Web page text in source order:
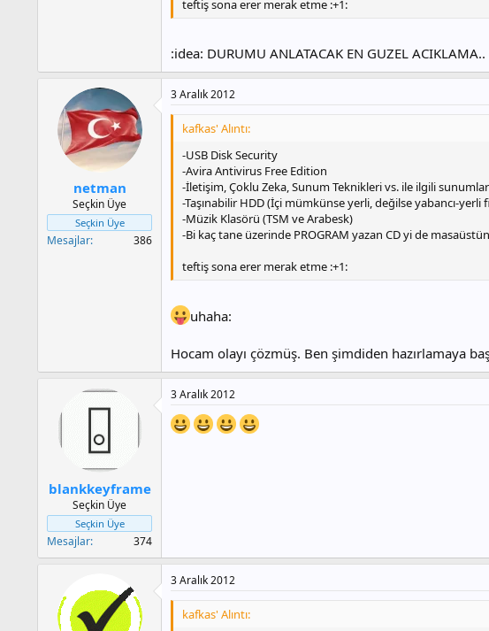
teftiş sona erer merak etme :+1:
:idea: DURUMU ANLATACAK EN GUZEL
netman
Seçkin Üye
Seçkin Üye
Mesajlar 386
3 Aralık 2012
kafkas' Alıntı:
-USB Disk Security
-Avira Antivirus Free Edition
-İletişim, Çoklu Zeka, Sunum Teknikleri vs. ile ilgili
-Taşınabilir HDD (İçi mümkünse yerli, değilse yabancı-
-Müzik Klasörü (TSM ve Arabesk)
-Bi kaç tane üzerinde PROGRAM yazan CD yi de
teftiş sona erer merak etme :+1:
uhaha:
Hocam olayı çözmüş. Ben şimdiden hazırlamaya
blankkeyframe
Seçkin Üye
Seçkin Üye
Mesajlar 374
3 Aralık 2012
3 Aralık 2012
kafkas' Alıntı: